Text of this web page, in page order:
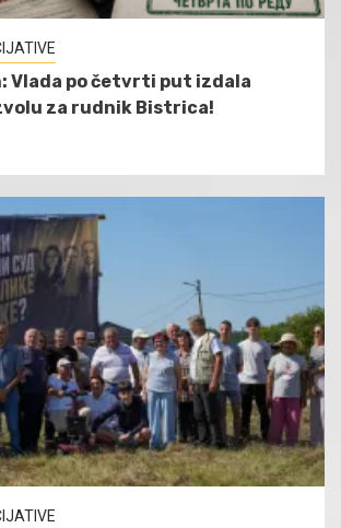
Vlada po četvrti put izdala
za rudnik Bistrica!